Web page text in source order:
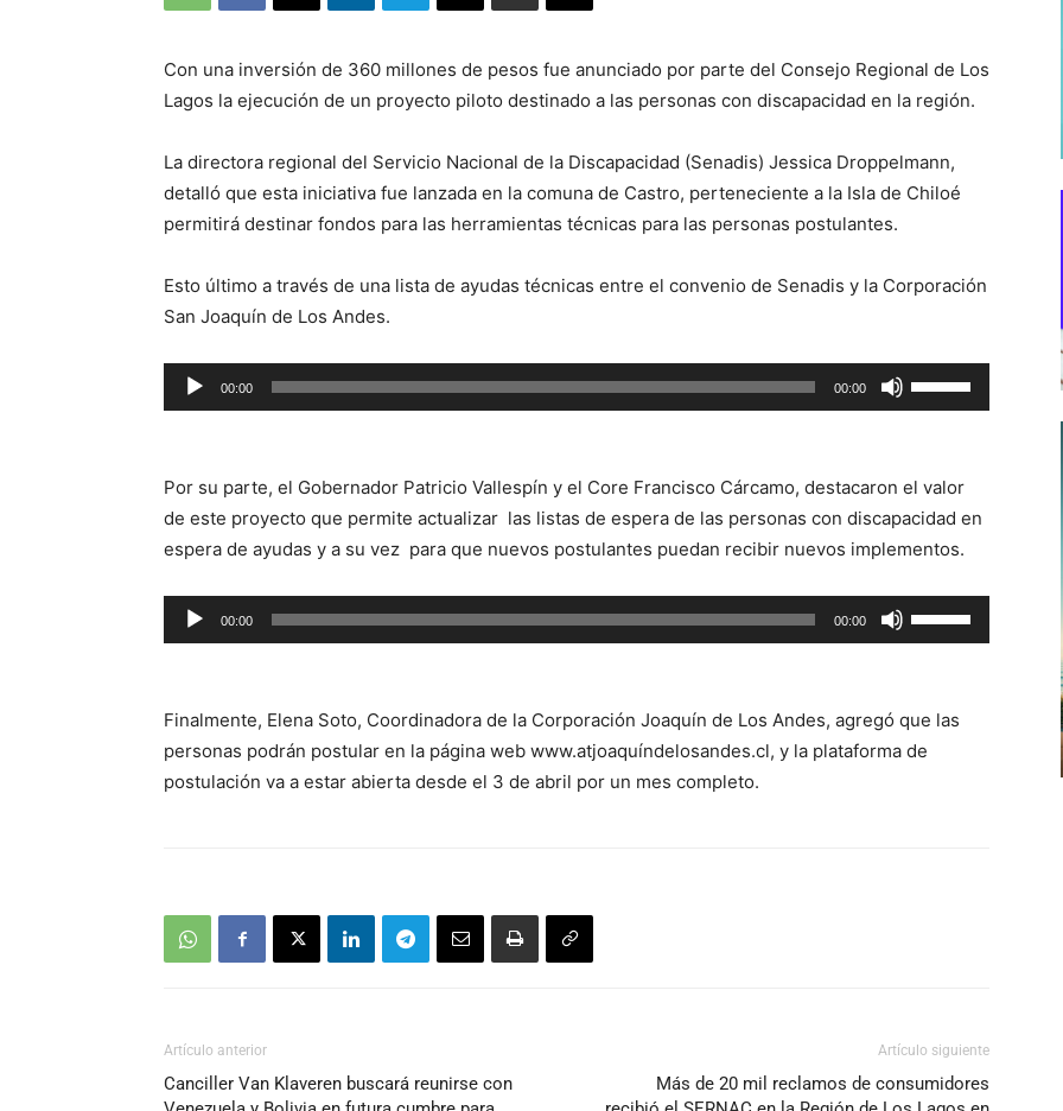
Con una inversión de 360 millones de pesos fue anunciado por parte del Consejo Regional de Los
Lagos la ejecución de un proyecto piloto destinado a las personas con discapacidad en la región.
La directora regional del Servicio Nacional de la Discapacidad (Senadis) Jessica Droppelmann,
detalló que esta iniciativa fue lanzada en la comuna de Castro, perteneciente a la Isla de Chiloé
permitirá destinar fondos para las herramientas técnicas para las personas postulantes.
Esto último a través de una lista de ayudas técnicas entre el convenio de Senadis y la Corporación
San Joaquín de Los Andes.
Reproductor
de
00:00 00:00
las
flecha
arriba/abajo
para
aumentar
o
volumen.
Por su parte, el Gobernador Patricio Vallespín y el Core Francisco Cárcamo, destacaron el valor
de este proyecto que permite actualizar las listas de espera de las personas con discapacidad en
espera de ayudas y a su vez para que nuevos postulantes puedan recibir nuevos implementos.
Reproductor
de
00:00 00:00
las
flecha
arriba/abajo
Finalmente, Elena Soto, Coordinadora de la Corporación Joaquín de Los Andes, agregó que las
personas podrán postular en la página web www.atjoaquíndelosandes.cl, y la plataforma de
postulación va a estar abierta desde el 3 de abril por un mes completo.
Artículo anterior
Canciller Van Klaveren buscará reunirse con
Artículo siguiente
Más de 20 mil reclamos de consumidores